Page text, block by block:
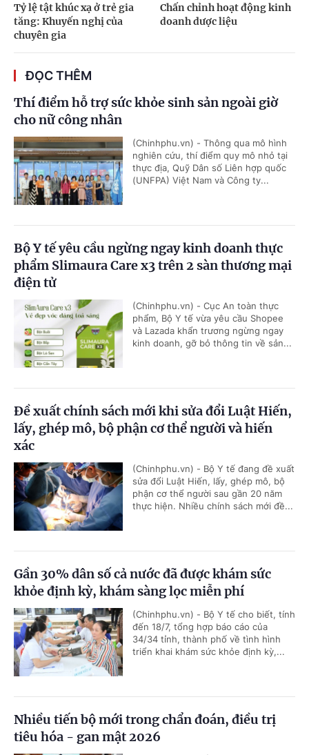
Tỷ lệ tật khúc xạ ở trẻ gia
tăng: Khuyến nghị của
chuyên gia
Chấn chỉnh hoạt động kinh
doanh dược liệu
ĐỌC THÊM
Thí điểm hỗ trợ sức khỏe sinh sản ngoài giờ
cho nữ công nhân
(Chinhphu.vn) - Thông qua mô hình
nghiên cứu, thí điểm quy mô nhỏ tại
thực địa, Quỹ Dân số Liên hợp quốc
(UNFPA) Việt Nam và Công ty...
Bộ Y tế yêu cầu ngừng ngay kinh doanh thực
phẩm Slimaura Care x3 trên 2 sàn thương mại
điện tử
(Chinhphu.vn) - Cục An toàn thực
phẩm, Bộ Y tế vừa yêu cầu Shopee
và Lazada khẩn trương ngừng ngay
kinh doanh, gỡ bỏ thông tin về sản...
Đề xuất chính sách mới khi sửa đổi Luật Hiến,
lấy, ghép mô, bộ phận cơ thể người và hiến
xác
(Chinhphu.vn) - Bộ Y tế đang đề xuất
sửa đổi Luật Hiến, lấy, ghép mô, bộ
phận cơ thể người sau gần 20 năm
thực hiện. Nhiều chính sách mới đề...
Gần 30% dân số cả nước đã được khám sức
khỏe định kỳ, khám sàng lọc miễn phí
(Chinhphu.vn) - Bộ Y tế cho biết, tính
đến 18/7, tổng hợp báo cáo của
34/34 tỉnh, thành phố về tình hình
triển khai khám sức khỏe định kỳ,...
Nhiều tiến bộ mới trong chẩn đoán, điều trị
tiêu hóa - gan mật 2026